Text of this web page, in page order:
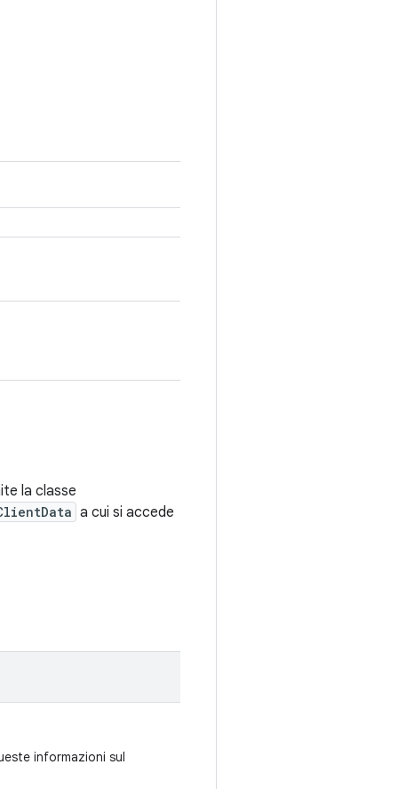
la classe
a cui si accede
informazioni sul